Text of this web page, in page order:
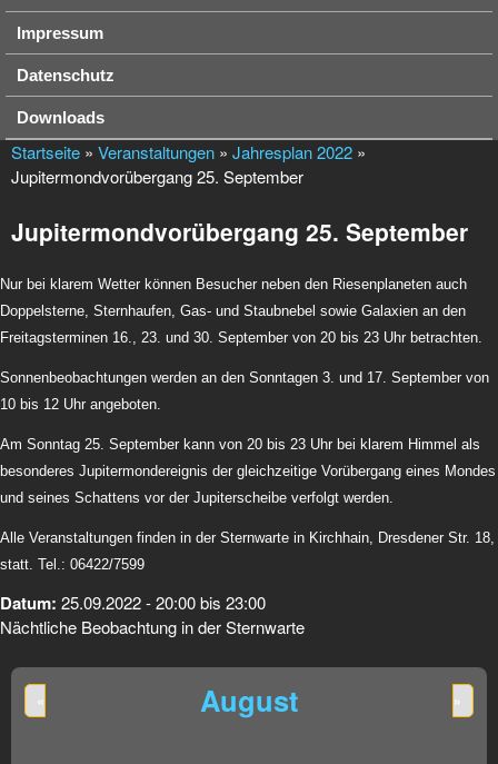
Impressum
Datenschutz
Downloads
Startseite » Veranstaltungen » Jahresplan 2022 »
Jupitermondvorübergang 25. September
Jupitermondvorübergang 25. September
Nur bei klarem Wetter können Besucher neben den Riesenplaneten auch
Doppelsterne, Sternhaufen, Gas- und Staubnebel sowie Galaxien an den
Freitagsterminen 16., 23. und 30. September von 20 bis 23 Uhr betrachten.
Sonnenbeobachtungen werden an den Sonntagen 3. und 17. September von
10 bis 12 Uhr angeboten.
Am Sonntag 25. September kann von 20 bis 23 Uhr bei klarem Himmel als
besonderes Jupitermondereignis der gleichzeitige Vorübergang eines Mondes
und seines Schattens vor der Jupiterscheibe verfolgt werden.
Alle Veranstaltungen finden in der Sternwarte in Kirchhain, Dresdener Str. 18,
statt. Tel.: 06422/7599
Datum: 25.09.2022 -20:00bis 23:00
Nächtliche Beobachtung in der Sternwarte
August
« »